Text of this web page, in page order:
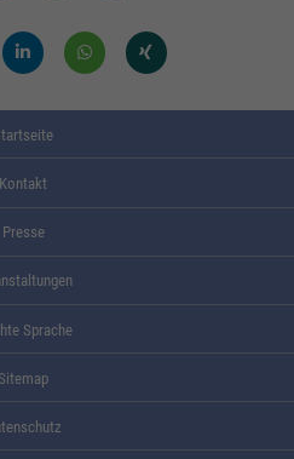
Linkdin WhatsappXing
Kontakt
Presse
Sprache
Sitemap